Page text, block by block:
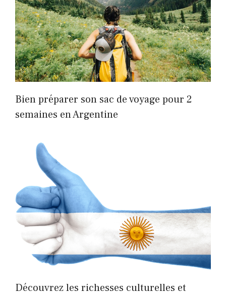
Bien préparer son sac de voyage pour 2
semaines en Argentine
Découvrez les richesses culturelles et